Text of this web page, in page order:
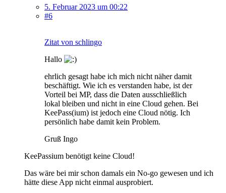
5. Februar 2023 um 00:22
#6
Zitat von schlingo
Hallo
ehrlich gesagt habe ich mich nicht näher damit
beschäftigt. Wie ich es verstanden habe, ist der
Vorteil bei MP, dass die Daten ausschließlich
lokal bleiben und nicht in eine Cloud gehen. Bei
KeePass(ium) ist jedoch eine Cloud nötig. Ich
persönlich habe damit kein Problem.
Gruß Ingo
KeePassium benötigt keine Cloud!
Das wäre bei mir schon damals ein No-go gewesen und ich
hätte diese App nicht einmal ausprobiert.